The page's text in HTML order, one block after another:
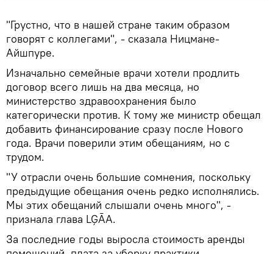
"Грустно, что в нашей стране таким образом
говорят с коллегами", - сказала Ницмане-
Айшпуре.
Изначально семейные врачи хотели продлить
договор всего лишь на два месяца, но
министерство здравоохранения было
категорически против. К тому же министр обещал
добавить финансирование сразу после Нового
года. Врачи поверили этим обещаниям, но с
трудом.
"У отрасли очень большие сомнения, поскольку
предыдущие обещания очень редко исполнялись.
Мы этих обещаний слышали очень много", -
признала глава LĢĀA.
За последние годы выросла стоимость аренды